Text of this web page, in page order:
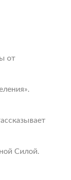
от
Силой.